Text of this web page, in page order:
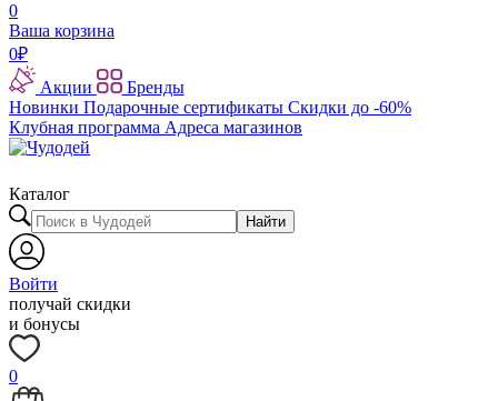
0
Ваша корзина
0₽
Акции
Бренды
Новинки Подарочные сертификаты Скидки до -60%
Клубная программа Адреса магазинов
Каталог
Найти
Войти
получай скидки
и бонусы
0